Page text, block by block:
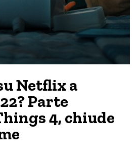
Netflix a
Parte
4, chiude